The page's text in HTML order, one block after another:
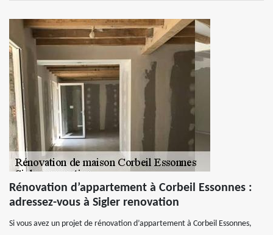
Rénovation d’appartement à Corbeil Essonnes :
adressez-vous à Sigler renovation
Si vous avez un projet de rénovation d’appartement à Corbeil Essonnes,